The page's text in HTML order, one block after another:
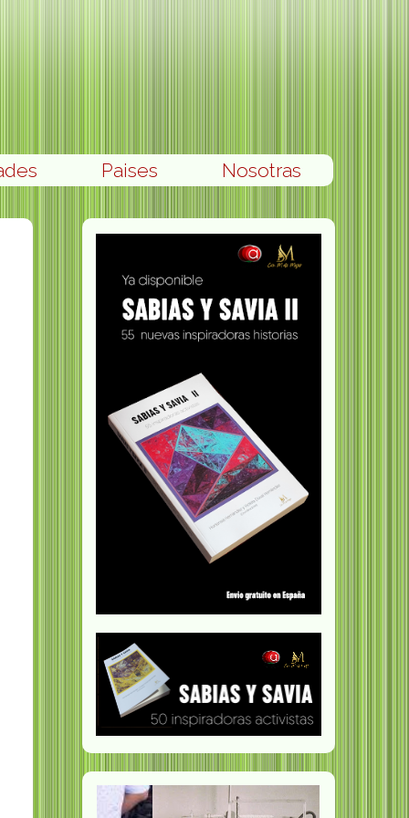
Nosotras
Paises